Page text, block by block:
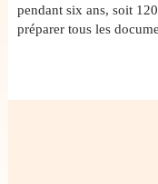
pendant six ans, soit
préparer tous les